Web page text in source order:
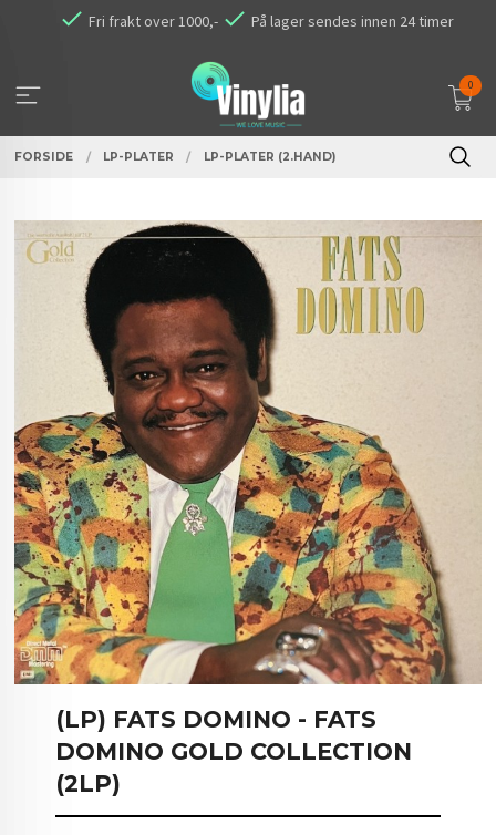
Fri frakt over 1000,- På lager sendes innen 24 timer
0
FORSIDE LP-PLATER LP-PLATER (2.HAND)
(LP) FATS DOMINO - FATS
DOMINO GOLD COLLECTION
(2LP)